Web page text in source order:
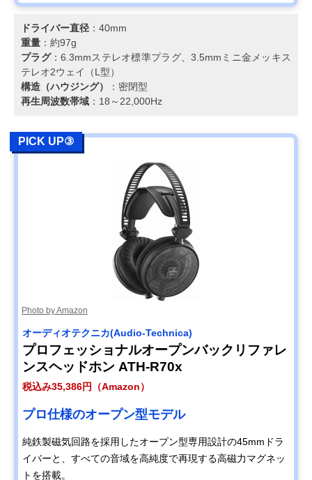
ドライバー直径 ：40mm
重量 ：約97g
プラグ：6.3mmステレオ標準プラグ、3.5mmミニ金メッキス
テレオ2ウェイ（L型）
構造（ハウジング）
：密閉型
再生周波数帯域 ：18～22,000Hz
PICK UP③
Photo by Amazon
オーディオテクニカ(Audio-Technica)
プロフェッショナルオープンバックリファレ
ンスヘッドホン ATH-R70x
税込み35,386円（Amazon）
プロ仕様のオープン型モデル
純鉄製磁気回路を採用したオープン型専用設計の45mmドラ
イバーと、すべての音域を高純度で再現する高磁力マグネッ
トを搭載。